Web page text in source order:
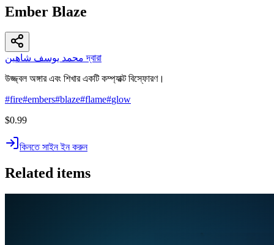
Ember Blaze
محمد يوسف شاهين দ্বারা
উজ্জ্বল অঙ্গার এবং শিখার একটি কম্প্যাক্ট বিস্ফোরণ।
#fire#embers#blaze#flame#glow
$0.99
কিনতে সাইন ইন করুন
Related items